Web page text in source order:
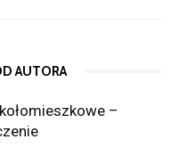
AUTORA
–